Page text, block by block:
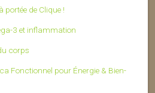
portée de Clique !
3 et inflammation
corps
Fonctionnel pour Énergie & Bien-